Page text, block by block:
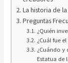
La historia de
Preguntas
¿Quién
¿Cuál fue
¿Cuándo
Estatua de